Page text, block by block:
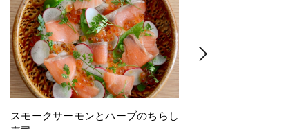
スモークサーモンとハーブのちらし